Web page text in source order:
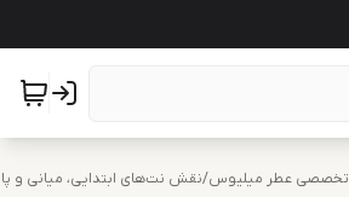
تخصصی عطر میلیوس/نقش نت‌های ابتدایی، میانی و